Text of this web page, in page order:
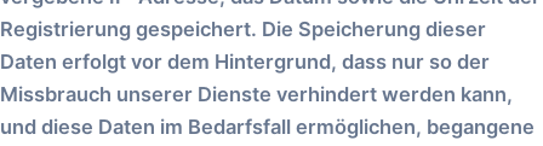
Registrierung gespeichert. Die Speicherung dieser
Daten erfolgt vor dem Hintergrund, dass nur so der
Missbrauch unserer Dienste verhindert werden kann,
und diese Daten im Bedarfsfall ermöglichen, begangene